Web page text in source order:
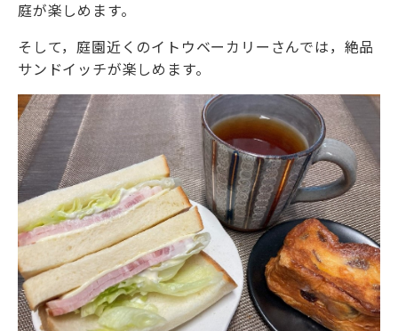
庭が楽しめます。
そして，庭園近くのイトウベーカリーさんでは，絶品
サンドイッチが楽しめます。